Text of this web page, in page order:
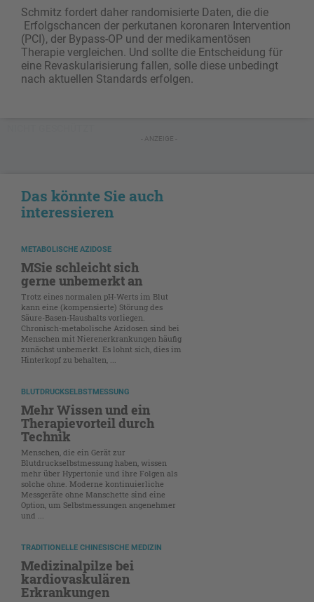
Schmitz fordert daher randomisierte Daten, die die
Erfolgschancen der perkutanen koronaren Intervention
(PCI), der Bypass-OP und der medikamentösen
Therapie vergleichen. Und sollte die Entscheidung für
eine Revaskularisierung fallen, solle diese unbedingt
nach aktuellen Standards erfolgen.
- ANZEIGE -
Das könnte Sie auch
interessieren
METABOLISCHE AZIDOSE
MSie schleicht sich
gerne unbemerkt an
Trotz eines normalen pH-Werts im Blut
kann eine (kompensierte) Störung des
Säure-Basen-Haushalts vorliegen.
Chronisch-metabolische Azidosen sind bei
Menschen mit Nierenerkrankungen häufig
zunächst unbemerkt. Es lohnt sich, dies im
Hinterkopf zu behalten, ...
BLUTDRUCKSELBSTMESSUNG
Mehr Wissen und ein
Therapievorteil durch
Technik
Menschen, die ein Gerät zur
Blutdruckselbstmessung haben, wissen
mehr über Hypertonie und ihre Folgen als
solche ohne. Moderne kontinuierliche
Messgeräte ohne Manschette sind eine
Option, um Selbstmessungen angenehmer
und ...
TRADITIONELLE CHINESISCHE MEDIZIN
Medizinalpilze bei
kardiovaskulären
Erkrankungen